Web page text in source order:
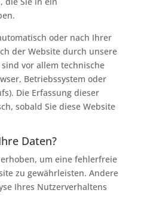
oder nach Ihrer
der Website durch unsere
sind vor allem technische
Betriebssystem oder
Die Erfassung dieser
sobald Sie diese Website
Daten?
um eine fehlerfreie
zu gewährleisten. Andere
Ihres Nutzerverhaltens